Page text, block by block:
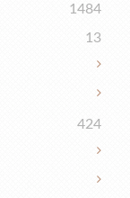
1484
13
424